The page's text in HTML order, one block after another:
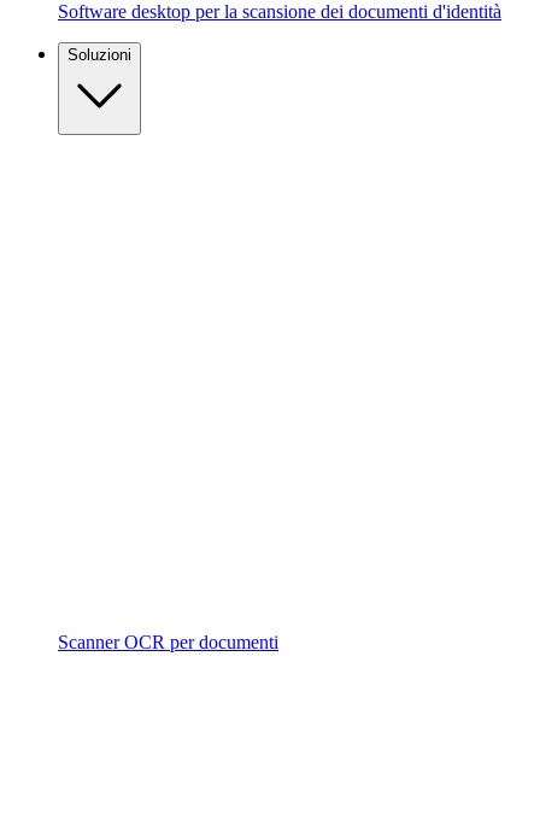
Software desktop per la scansione dei documenti d'identità
Soluzioni
Scanner OCR per documenti